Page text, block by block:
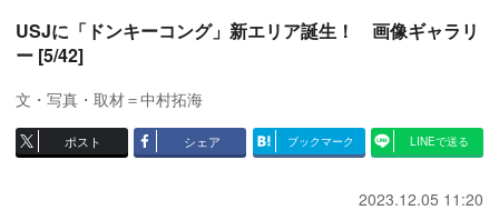
USJに「ドンキーコング」新エリア誕生！ 画像ギャラリ
ー [5/42]
文・写真・取材＝中村拓海
ポスト シェア ブックマーク LINEで送る
2023.12.05 11:20